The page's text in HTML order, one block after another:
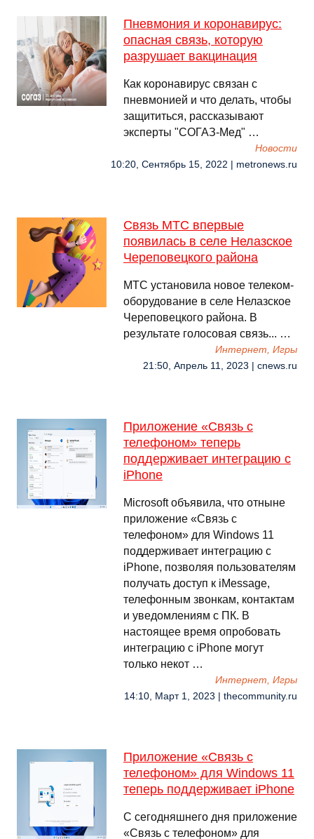
Пневмония и коронавирус:
опасная связь, которую
разрушает вакцинация
Как коронавирус связан с
пневмонией и что делать, чтобы
защититься, рассказывают
эксперты "СОГАЗ-Мед" …
Новости
10:20, Сентябрь 15, 2022 | metronews.ru
Связь МТС впервые
появилась в селе Нелазское
Череповецкого района
МТС установила новое телеком-
оборудование в селе Нелазское
Череповецкого района. В
результате голосовая связь... …
Интернет, Игры
21:50, Апрель 11, 2023 | cnews.ru
Приложение «Связь с
телефоном» теперь
поддерживает интеграцию с
iPhone
Microsoft объявила, что отныне
приложение «Связь с
телефоном» для Windows 11
поддерживает интеграцию с
iPhone, позволяя пользователям
получать доступ к iMessage,
телефонным звонкам, контактам
и уведомлениям с ПК. В
настоящее время опробовать
интеграцию с iPhone могут
только некот …
Интернет, Игры
14:10, Март 1, 2023 | thecommunity.ru
Приложение «Связь с
телефоном» для Windows 11
теперь поддерживает iPhone
С сегодняшнего дня приложение
«Связь с телефоном» для